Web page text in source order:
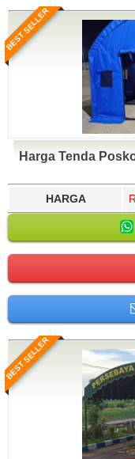
BEST SELLER
Harga Tenda
HARGA
BEST SELLER